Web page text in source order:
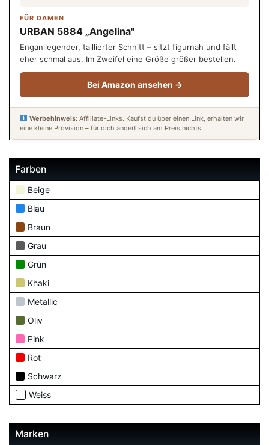
FÜR DAMEN
URBAN 5884 „Angelina"
Enganliegender, taillierter Schnitt – sitzt figurnah und fällt
eher schmal aus. Im Zweifel eine Größe größer bestellen.
Bei Amazon ansehen →
Werbehinweis:Affiliate-Links. Kaufst du über einen Link, erhalten wir
eine kleine Provision – für dich ändert sich am Preis nichts.
Farben
Beige
Blau
Braun
Grau
Grün
Khaki
Metallic
Oliv
Pink
Rot
Schwarz
Weiss
Marken